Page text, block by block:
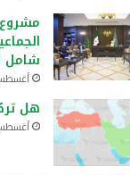
شامل
أغسطس 5,
هل
أغسطس 5,